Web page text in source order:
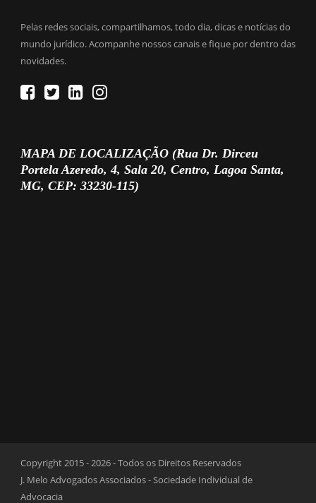
Pelas redes sociais, compartilhamos, todo dia, dicas e notícias do
mundo jurídico. Acompanhe nossos canais e fique por dentro das
novidades.
MAPA DE LOCALIZAÇÃO (Rua Dr. Dirceu
Portela Azeredo, 4, Sala 20, Centro, Lagoa Santa,
MG, CEP: 33230-115)
Copyright 2015 - 2026 - Todos os Direitos Reservados
J. Melo Advogados Associados - Sociedade Individual de
Advocacia